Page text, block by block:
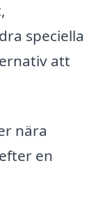
speciella
att
nära
en